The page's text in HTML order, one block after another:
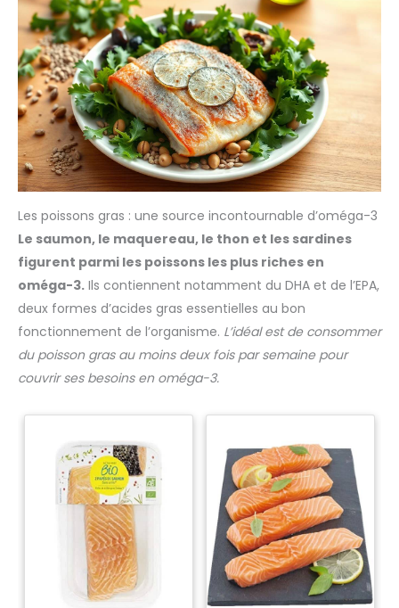
Les poissons gras : une source incontournable d’oméga-3
Le saumon, le maquereau, le thon et les sardines
figurent parmi les poissons les plus riches en
oméga-3. Ils contiennent notamment du DHA et de l’EPA,
deux formes d’acides gras essentielles au bon
fonctionnement de l’organisme. L’idéal est de consommer
du poisson gras au moins deux fois par semaine pour
couvrir ses besoins en oméga-3.